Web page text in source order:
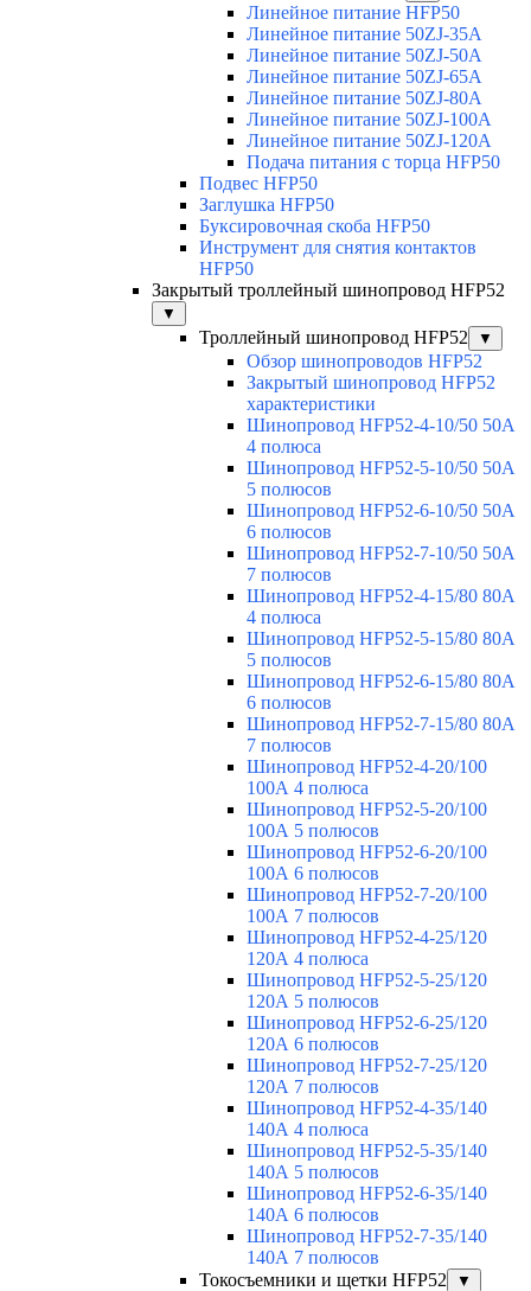
Линейное питание HFP50
Линейное питание 50ZJ-35A
Линейное питание 50ZJ-50A
Линейное питание 50ZJ-65A
Линейное питание 50ZJ-80A
Линейное питание 50ZJ-100A
Линейное питание 50ZJ-120A
Подача питания с торца HFP50
Подвес HFP50
Заглушка HFP50
Буксировочная скоба HFP50
Инструмент для снятия контактов
HFP50
Закрытый троллейный шинопровод HFP52
▼
Троллейный шинопровод HFP52 ▼
Обзор шинопроводов HFP52
Закрытый шинопровод HFP52
характеристики
Шинопровод HFP52-4-10/50 50A
4 полюса
Шинопровод HFP52-5-10/50 50А
5 полюсов
Шинопровод HFP52-6-10/50 50А
6 полюсов
Шинопровод HFP52-7-10/50 50А
7 полюсов
Шинопровод HFP52-4-15/80 80A
4 полюса
Шинопровод HFP52-5-15/80 80А
5 полюсов
Шинопровод HFP52-6-15/80 80А
6 полюсов
Шинопровод HFP52-7-15/80 80А
7 полюсов
Шинопровод HFP52-4-20/100
100А 4 полюса
Шинопровод HFP52-5-20/100
100А 5 полюсов
Шинопровод HFP52-6-20/100
100А 6 полюсов
Шинопровод HFP52-7-20/100
100А 7 полюсов
Шинопровод HFP52-4-25/120
120А 4 полюса
Шинопровод HFP52-5-25/120
120А 5 полюсов
Шинопровод HFP52-6-25/120
120А 6 полюсов
Шинопровод HFP52-7-25/120
120А 7 полюсов
Шинопровод HFP52-4-35/140
140А 4 полюса
Шинопровод HFP52-5-35/140
140А 5 полюсов
Шинопровод HFP52-6-35/140
140А 6 полюсов
Шинопровод HFP52-7-35/140
140А 7 полюсов
Токосъемники и щетки HFP52
▼